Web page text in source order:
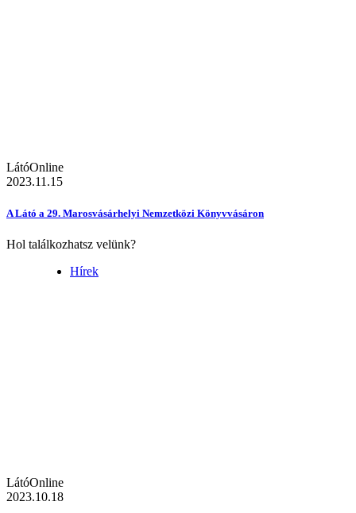
LátóOnline
2023.11.15
A Látó a 29. Marosvásárhelyi Nemzetközi Könyvvásáron
Hol találkozhatsz velünk?
Hírek
LátóOnline
2023.10.18